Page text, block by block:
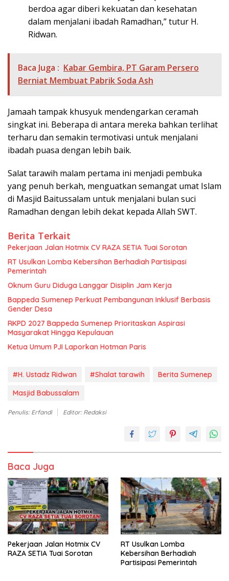
berdoa agar diberi kekuatan dan kesehatan
dalam menjalani ibadah Ramadhan,” tutur H.
Ridwan.
Baca Juga : Kabar Gembira, PT Garam Persero
Berniat Membuat Pabrik Soda Ash
Jamaah tampak khusyuk mendengarkan ceramah
singkat ini. Beberapa di antara mereka bahkan terlihat
terharu dan semakin termotivasi untuk menjalani
ibadah puasa dengan lebih baik.
Salat tarawih malam pertama ini menjadi pembuka
yang penuh berkah, menguatkan semangat umat Islam
di Masjid Baitussalam untuk menjalani bulan suci
Ramadhan dengan lebih dekat kepada Allah SWT.
Berita Terkait
Pekerjaan Jalan Hotmix CV RAZA SETIA Tuai Sorotan
RT Usulkan Lomba Kebersihan Berhadiah Partisipasi
Pemerintah
Oknum Guru Diduga Langgar Disiplin Jam Kerja
Bappeda Sumenep Perkuat Pembangunan Inklusif Berbasis
Gender Desa
RKPD 2027 Bappeda Sumenep Prioritaskan Aspirasi
Masyarakat Hingga Kepulauan
Ketua Umum PJI Laporkan Hotman Paris
#H. Ustadz Ridwan #Shalat tarawih
Berita Sumenep
Masjid Babussalam
Penulis: Erfandi Editor: Redaksi
Baca Juga
Pekerjaan Jalan Hotmix CV
RAZA SETIA Tuai Sorotan
RT Usulkan Lomba
Kebersihan Berhadiah
Partisipasi Pemerintah